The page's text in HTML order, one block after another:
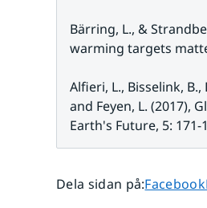
Bärring, L., &
warming targets
Alfieri, L., Bisselink, B.,
and Feyen, L. (2017),
Earth's Future, 5: 171-
Dela sidan på:Dela
Facebook